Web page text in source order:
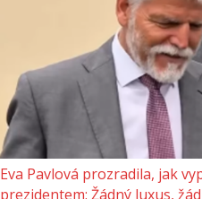
Eva Pavlová prozradila, jak
prezidentem: Žádný luxus,